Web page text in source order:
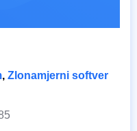
, Zlonamjerni softver